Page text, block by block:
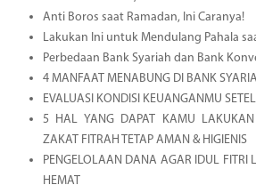
Anti Boros saat Ramadan, Ini Caranya!
Lakukan Ini untuk Mendulang Pahala
Perbedaan Bank Syariah dan Bank
4 MANFAAT MENABUNG DI BANK
EVALUASI KONDISI KEUANGANMU
5 HAL YANG DAPAT KAMU LAKUKAN
ZAKAT FITRAH TETAP AMAN & HIGIENIS
PENGELOLAAN DANA AGAR IDUL FITRI
HEMAT